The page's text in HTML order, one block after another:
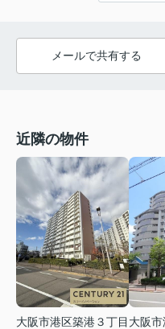
メールで共有する
近隣の物件
大阪市港区築港３丁目 大阪